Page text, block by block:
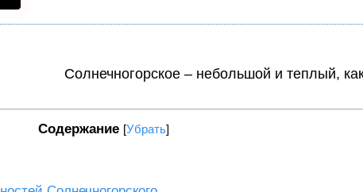
Содержание [Убрать]
Солнечногорское – небольшой и теплый,